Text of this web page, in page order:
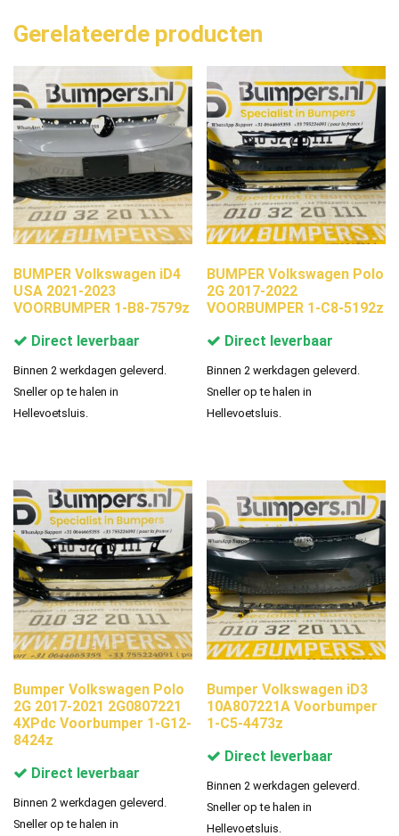
Gerelateerde producten
BUMPER Volkswagen iD4
USA 2021-2023
VOORBUMPER 1-B8-7579z
Direct leverbaar
Binnen 2 werkdagen geleverd.
Sneller op te halen in
Hellevoetsluis.
BUMPER Volkswagen Polo
2G 2017-2022
VOORBUMPER 1-C8-5192z
Direct leverbaar
Binnen 2 werkdagen geleverd.
Sneller op te halen in
Hellevoetsluis.
Bumper Volkswagen Polo
2G 2017-2021 2G0807221
4XPdc Voorbumper 1-G12-
8424z
Direct leverbaar
Binnen 2 werkdagen geleverd.
Sneller op te halen in
Bumper Volkswagen iD3
10A807221A Voorbumper
1-C5-4473z
Direct leverbaar
Binnen 2 werkdagen geleverd.
Sneller op te halen in
Hellevoetsluis.